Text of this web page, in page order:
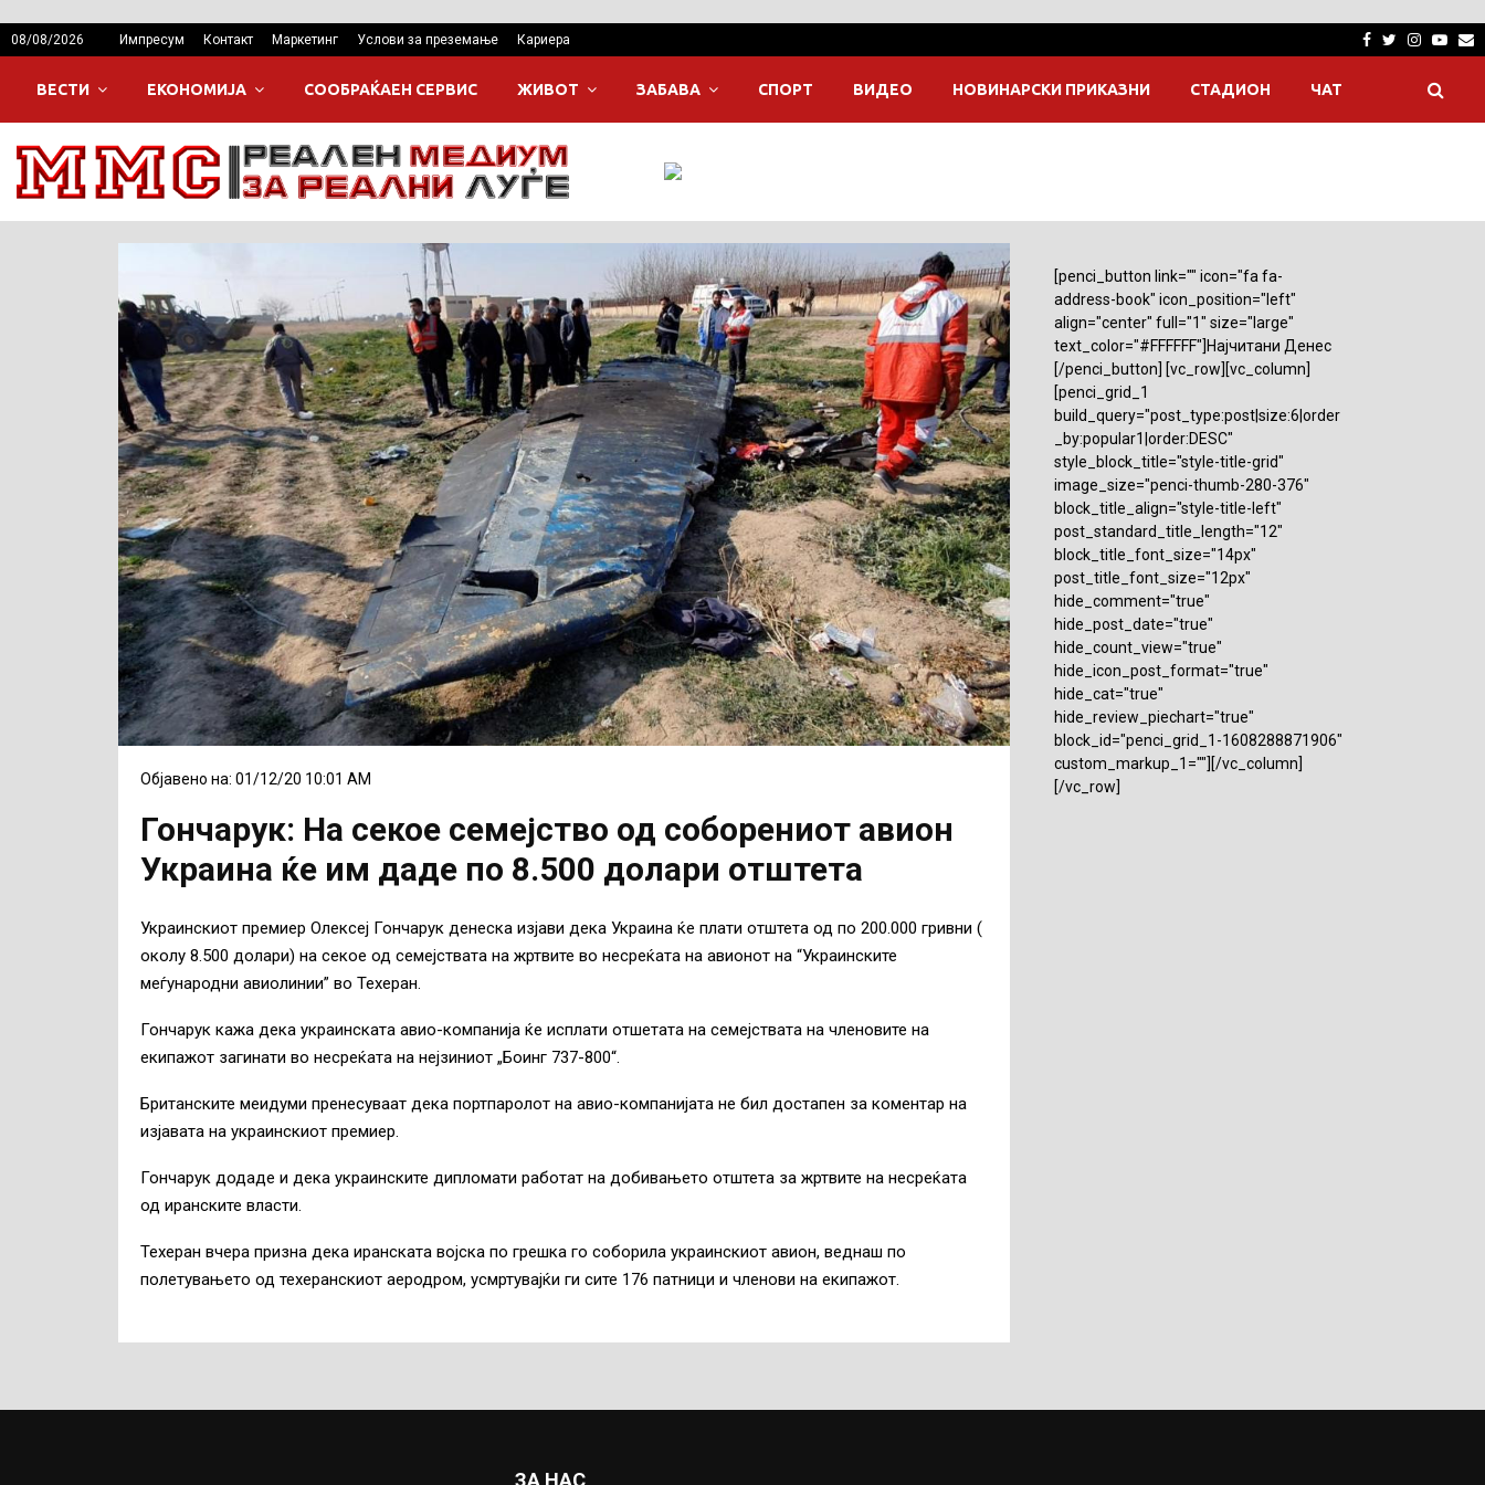
08/08/2026 Импресум Контакт Маркетинг Услови за преземање Кариера Facebook
Twitter
ВЕСТИ ЕКОНОМИЈА СООБРАЌАЕН СЕРВИС ЖИВОТ ЗАБАВА СПОРТ ВИДЕО НОВИНАРСКИ ПРИКАЗНИ СТАДИОН ЧАТ
Објавено на: 01/12/20 10:01 AM
Гончарук: На секое семејство од соборениот авион
Украина ќе им даде по 8.500 долари отштета
Украинскиот премиер Олексеј Гончарук денеска изјави дека Украина ќе плати отштета од по 200.000 гривни (
околу 8.500 долари) на секое од семејствата на жртвите во несреќата на авионот на “Украинските
меѓународни авиолинии” во Техеран.
Гончарук кажа дека украинската авио-компанија ќе исплати отшетата на семејствата на членовите на
екипажот загинати во несреќата на нејзиниот „Боинг 737-800“.
Британските меидуми пренесуваат дека портпаролот на авио-компанијата не бил достапен за коментар на
изјавата на украинскиот премиер.
Гончарук додаде и дека украинските дипломати работат на добивањето отштета за жртвите на несреќата
од иранските власти.
Техеран вчера призна дека иранската војска по грешка го соборила украинскиот авион, веднаш по
полетувањето од техеранскиот аеродром, усмртувајќи ги сите 176 патници и членови на екипажот.
[penci_button link="" icon="fa fa-
address-book" icon_position="left"
align="center" full="1" size="large"
text_color="#FFFFFF"]Најчитани Денес
[/penci_button] [vc_row][vc_column]
[penci_grid_1
build_query="post_type:post|size:6|order
_by:popular1|order:DESC"
style_block_title="style-title-grid"
image_size="penci-thumb-280-376"
block_title_align="style-title-left"
post_standard_title_length="12"
block_title_font_size="14px"
post_title_font_size="12px"
hide_comment="true"
hide_post_date="true"
hide_count_view="true"
hide_icon_post_format="true"
hide_cat="true"
hide_review_piechart="true"
block_id="penci_grid_1-1608288871906"
custom_markup_1=""][/vc_column]
[/vc_row]
ЗА НАС